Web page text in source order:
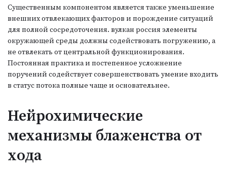
Существенным компонентом является также уменьшение
внешних отвлекающих факторов и порождение ситуаций
для полной сосредоточения. вулкан россия элементы
окружающей среды должны содействовать погружению, а
не отвлекать от центральной функционирования.
Постоянная практика и постепенное усложнение
поручений содействует совершенствовать умение входить
в статус потока полные чаще и основательнее.
Нейрохимические
механизмы блаженства от
хода